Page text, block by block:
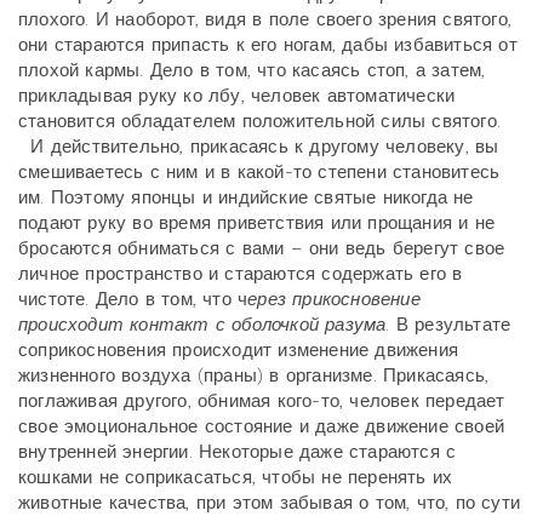
плохого. И наоборот, видя в поле своего зрения святого,
они стараются припасть к его ногам, дабы избавиться от
плохой кармы. Дело в том, что касаясь стоп, а затем,
прикладывая руку ко лбу, человек автоматически
становится обладателем положительной силы святого.
И действительно, прикасаясь к другому человеку, вы
смешиваетесь с ним и в какой-то степени становитесь
им. Поэтому японцы и индийские святые никогда не
подают руку во время приветствия или прощания и не
бросаются обниматься с вами – они ведь берегут свое
личное пространство и стараются содержать его в
чистоте. Дело в том, что через прикосновение
происходит контакт с оболочкой разума. В результате
соприкосновения происходит изменение движения
жизненного воздуха (праны) в организме. Прикасаясь,
поглаживая другого, обнимая кого-то, человек передает
свое эмоциональное состояние и даже движение своей
внутренней энергии. Некоторые даже стараются с
кошками не соприкасаться, чтобы не перенять их
животные качества, при этом забывая о том, что, по сути